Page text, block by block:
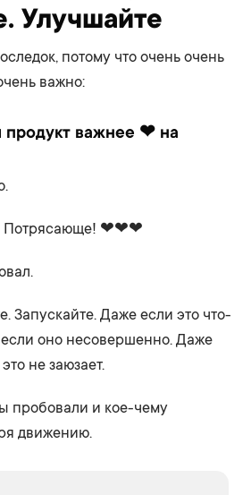
Улучшайте
потому что очень очень
важно:
важнее ❤ на
Потрясающе! ❤❤❤
Запускайте. Даже если это что-
оно несовершенно. Даже
не заюзает.
пробовали и кое-чему
движению.